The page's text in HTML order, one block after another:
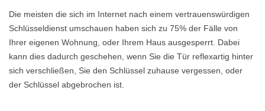
Die meisten die sich im Internet nach einem vertrauenswürdigen
Schlüsseldienst umschauen haben sich zu 75% der Fälle von
Ihrer eigenen Wohnung, oder Ihrem Haus ausgesperrt. Dabei
kann dies dadurch geschehen, wenn Sie die Tür reflexartig hinter
sich verschließen, Sie den Schlüssel zuhause vergessen, oder
der Schlüssel abgebrochen ist.